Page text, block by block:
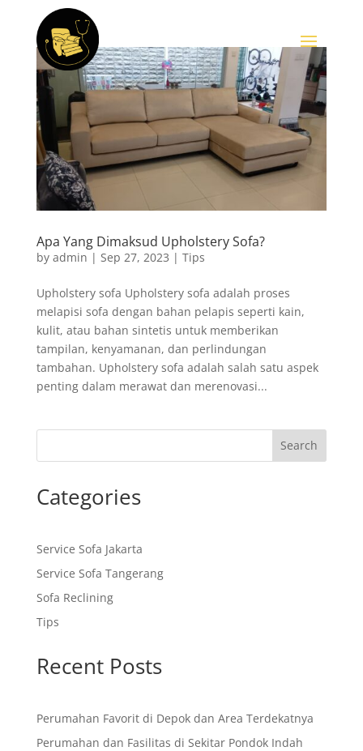
Apa Yang Dimaksud Upholstery Sofa?
by admin | Sep 27, 2023 | Tips
Upholstery sofa Upholstery sofa adalah proses
melapisi sofa dengan bahan pelapis seperti kain,
kulit, atau bahan sintetis untuk memberikan
tampilan, kenyamanan, dan perlindungan
tambahan. Upholstery sofa adalah salah satu aspek
penting dalam merawat dan merenovasi...
Search
Categories
Service Sofa Jakarta
Service Sofa Tangerang
Sofa Reclining
Tips
Recent Posts
Perumahan Favorit di Depok dan Area Terdekatnya
Perumahan dan Fasilitas di Sekitar Pondok Indah